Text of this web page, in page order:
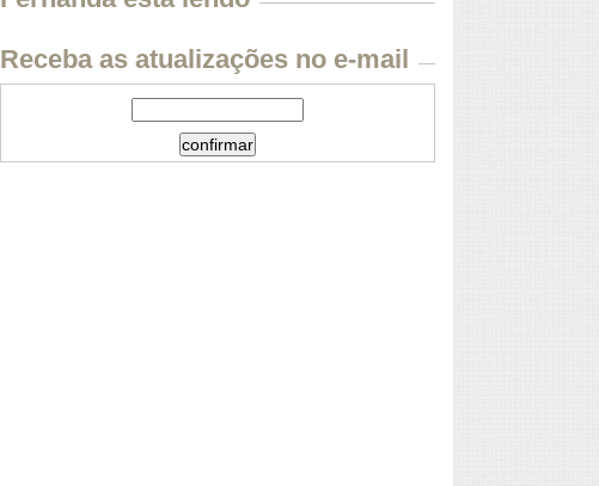
Receba as atualizações no e-mail